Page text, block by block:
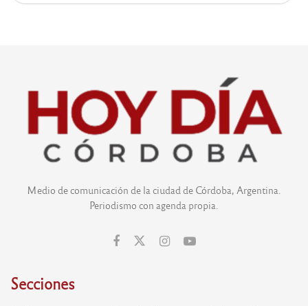
Medio de comunicación de la ciudad de Córdoba, Argentina.
Periodismo con agenda propia.
Secciones